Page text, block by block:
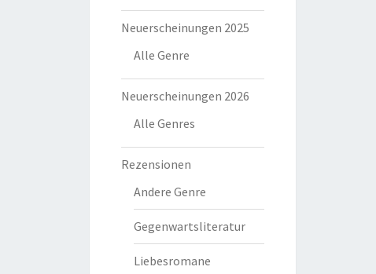
Neuerscheinungen 2025
Alle Genre
Neuerscheinungen 2026
Alle Genres
Rezensionen
Andere Genre
Gegenwartsliteratur
Liebesromane